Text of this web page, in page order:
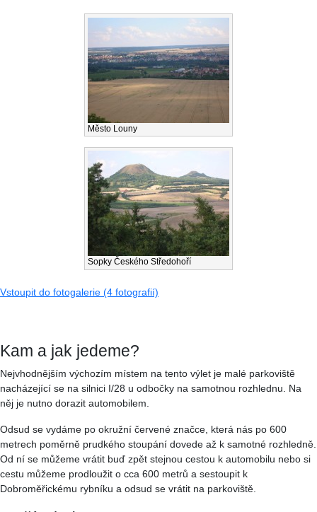
Město Louny
Sopky Českého Středohoří
Vstoupit do fotogalerie (4 fotografií)
Kam a jak jedeme?
Nejvhodnějším výchozím místem na tento výlet je malé parkoviště
nacházející se na silnici I/28 u odbočky na samotnou rozhlednu. Na
něj je nutno dorazit automobilem.
Odsud se vydáme po okružní červené značce, která nás po 600
metrech poměrně prudkého stoupání dovede až k samotné rozhledně.
Od ní se můžeme vrátit buď zpět stejnou cestou k automobilu nebo si
cestu můžeme prodloužit o cca 600 metrů a sestoupit k
Dobroměřickému rybníku a odsud se vrátit na parkoviště.